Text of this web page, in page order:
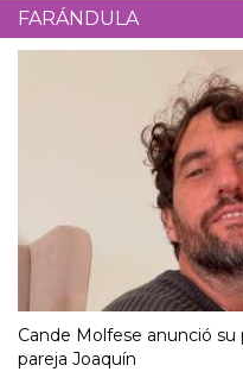
FARÁNDULA
Cande Molfese anunció
pareja Joaquín